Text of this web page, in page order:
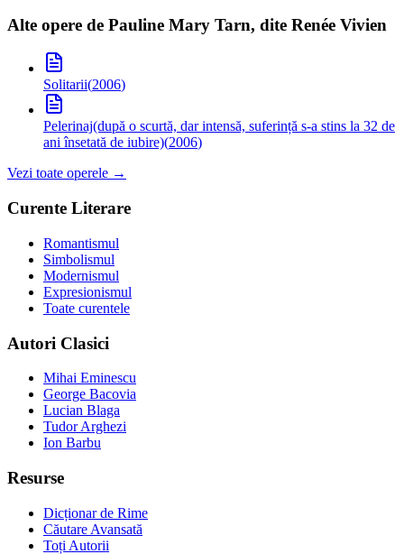
Alte opere de Pauline Mary Tarn, dite Renée Vivien
Solitarii(2006)
Pelerinaj(după o scurtă, dar intensă, suferință s-a stins la 32 de
ani însetată de iubire)(2006)
Vezi toate operele →
Curente Literare
Romantismul
Simbolismul
Modernismul
Expresionismul
Toate curentele
Autori Clasici
Mihai Eminescu
George Bacovia
Lucian Blaga
Tudor Arghezi
Ion Barbu
Resurse
Dicționar de Rime
Căutare Avansată
Toți Autorii